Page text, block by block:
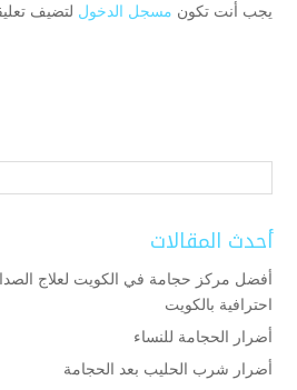
يجب أنت تكون مسجل الدخول لتضيف
أحدث المقالات
أفضل مركز حجامة في الكويت لعلاج
احترافية بالكويت
أضرار الحجامة للنساء
أضرار شرب الحليب بعد الحجامة